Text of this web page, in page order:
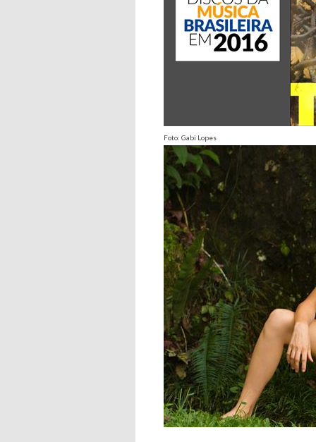
Foto: Gabi Lopes